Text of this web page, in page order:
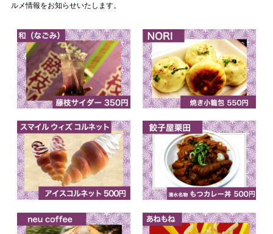
ルメ情報をお知らせいたします。